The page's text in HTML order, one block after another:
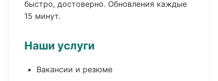
быстро, достоверно. Обновления каждые
15 минут.
Наши услуги
Вакансии и резюме